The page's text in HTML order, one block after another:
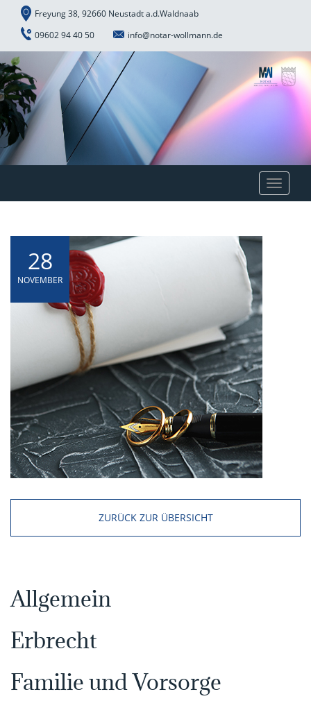
Freyung 38, 92660 Neustadt a.d.Waldnaab
09602 94 40 50
info@notar-wollmann.de
Toggle
28
NOVEMBER
ZURÜCK ZUR ÜBERSICHT
Allgemein
Erbrecht
Familie und Vorsorge